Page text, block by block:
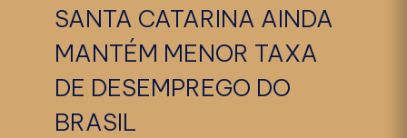
SANTA CATARINA AINDA
MANTÉM MENOR TAXA
DE DESEMPREGO DO
BRASIL